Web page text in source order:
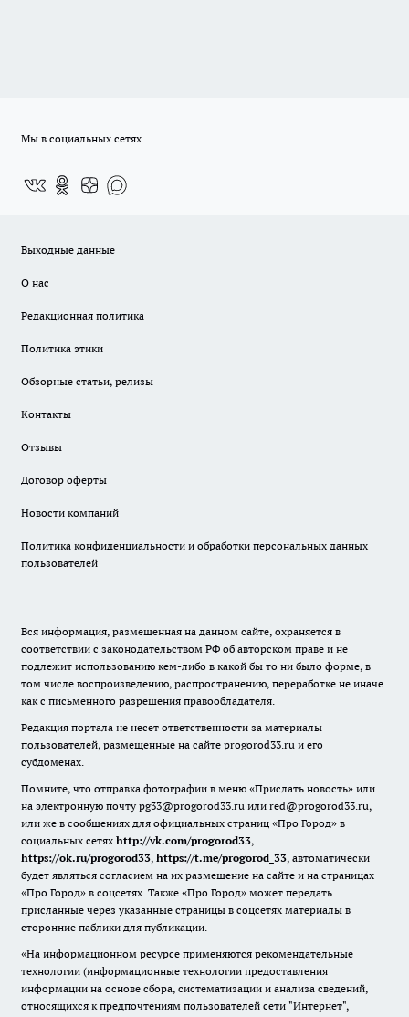
Мы в социальных сетях
Выходные данные
О нас
Редакционная политика
Политика этики
Обзорные статьи, релизы
Контакты
Отзывы
Договор оферты
Новости компаний
Политика конфиденциальности и обработки персональных данных
пользователей
Вся информация, размещенная на данном сайте, охраняется в
соответствии с законодательством РФ об авторском праве и не
подлежит использованию кем-либо в какой бы то ни было форме, в
том числе воспроизведению, распространению, переработке не иначе
как с письменного разрешения правообладателя.
Редакция портала не несет ответственности за материалы
пользователей, размещенные на сайте progorod33.ru и его
субдоменах.
Помните, что отправка фотографии в меню «Прислать новость» или
на электронную почту pg33@progorod33.ru или red@progorod33.ru,
или же в сообщениях для официальных страниц «Про Город» в
социальных сетях http://vk.com/progorod33,
https://ok.ru/progorod33, https://t.me/progorod_33, автоматически
будет являться согласием на их размещение на сайте и на страницах
«Про Город» в соцсетях. Также «Про Город» может передать
присланные через указанные страницы в соцсетях материалы в
сторонние паблики для публикации.
«На информационном ресурсе применяются рекомендательные
технологии (информационные технологии предоставления
информации на основе сбора, систематизации и анализа сведений,
относящихся к предпочтениям пользователей сети "Интернет",